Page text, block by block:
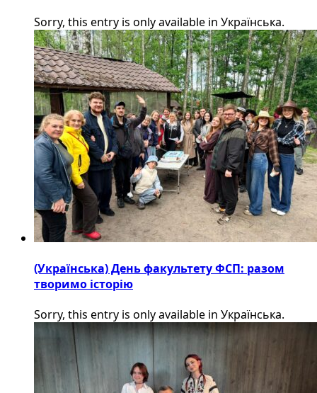
Sorry, this entry is only available in Українська.
(Українська) День факультету ФСП: разом
творимо історію
Sorry, this entry is only available in Українська.